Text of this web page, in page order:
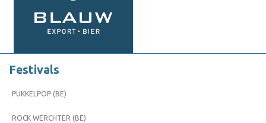
Festivals
PUKKELPOP (BE)
ROCK WERCHTER (BE)